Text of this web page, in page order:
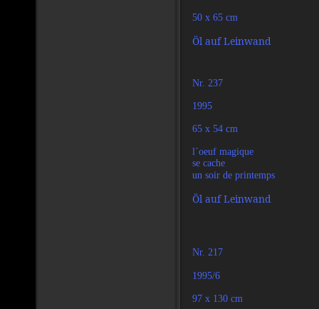
50 x 65 cm
Öl auf Leinwand
Nr. 237
1995
65 x 54 cm
l´oeuf magique
se cache
un soir de printemps
Öl auf Leinwand
Nr. 217
1995/6
97 x 130 cm